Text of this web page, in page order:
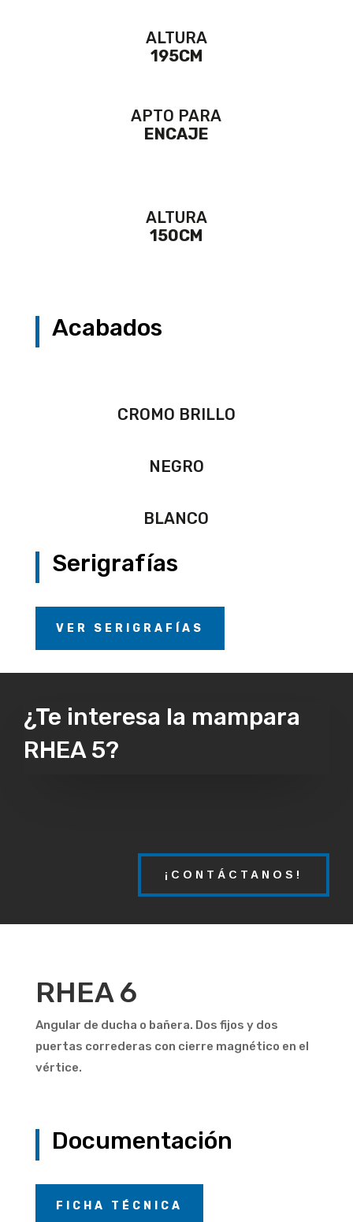
ALTURA
195CM
APTO PARA
ENCAJE
ALTURA
150CM
Acabados
CROMO BRILLO
NEGRO
BLANCO
Serigrafías
VER SERIGRAFÍAS
¿Te interesa la mampara
RHEA 5?
¡CONTÁCTANOS!
RHEA 6
Angular de ducha o bañera. Dos fijos y dos
puertas correderas con cierre magnético en el
vértice.
Documentación
FICHA TÉCNICA